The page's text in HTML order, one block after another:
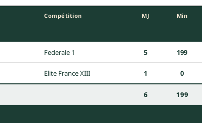
Compétition MJ Min
Federale 1 5 199
Elite France XIII 1 0
6 199